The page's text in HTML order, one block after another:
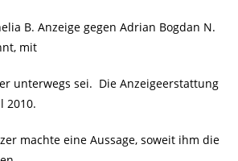
B. Anzeige gegen Adrian Bogdan N.
mit
unterwegs sei. Die Anzeigeerstattung
2010.
machte eine Aussage, soweit ihm die